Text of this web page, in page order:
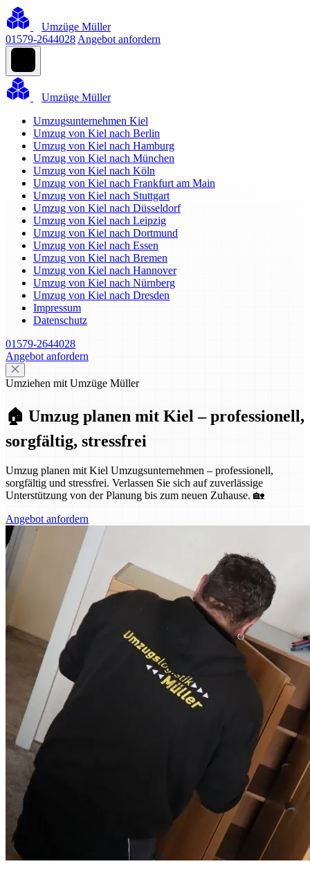
Umzüge Müller
01579-2644028 Angebot anfordern
Umzüge Müller
Umzugsunternehmen Kiel
Umzug von Kiel nach Berlin
Umzug von Kiel nach Hamburg
Umzug von Kiel nach München
Umzug von Kiel nach Köln
Umzug von Kiel nach Frankfurt am Main
Umzug von Kiel nach Stuttgart
Umzug von Kiel nach Düsseldorf
Umzug von Kiel nach Leipzig
Umzug von Kiel nach Dortmund
Umzug von Kiel nach Essen
Umzug von Kiel nach Bremen
Umzug von Kiel nach Hannover
Umzug von Kiel nach Nürnberg
Umzug von Kiel nach Dresden
Impressum
Datenschutz
01579-2644028
Angebot anfordern
Umziehen mit Umzüge Müller
🏠 Umzug planen mit Kiel – professionell,
sorgfältig, stressfrei
Umzug planen mit Kiel Umzugsunternehmen – professionell,
sorgfältig und stressfrei. Verlassen Sie sich auf zuverlässige
Unterstützung von der Planung bis zum neuen Zuhause. 🏡
Angebot anfordern